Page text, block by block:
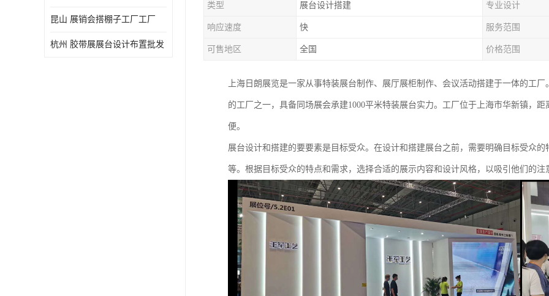
昆山 展销会搭棚子工厂工厂
杭州 胶带展展台设计布置批发
类型 展台设计搭建 专业设计
响应速度 快 服务范围
可售地区 全国 价格范围
上海日朗展览是一家从事特装展台制作、展厅展柜制作、会议活动搭建于一体的工
的工厂之一，具备同场展会承建1000平米特装展台实力。工厂位于上海市华新镇，
便。
展台设计和搭建的要要素是目标受众。在设计和搭建展台之前，需要明确目标受众
等。根据目标受众的特点和需求，选择合适的展示内容和设计风格，以吸引他们的注